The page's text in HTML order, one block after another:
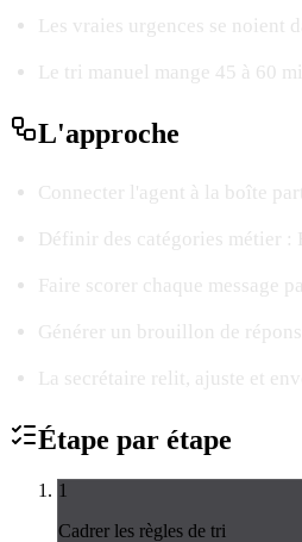
Les vraies urgences se noient
Le tri manuel mange 45 à 60
L'approche
Connecter l'agent à la boîte
Définir des catégories métier :
Faire scorer chaque message
Générer un brouillon de
La secrétaire relit, ajuste et
Étape par étape
1
Cadrer les règles de tri